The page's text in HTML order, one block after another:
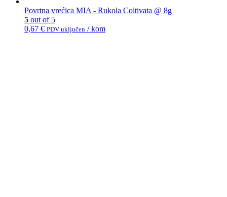
Povrtna vrećica MIA - Rukola Coltivata @ 8g
5 out of 5
0,67 € PDV uključen / kom